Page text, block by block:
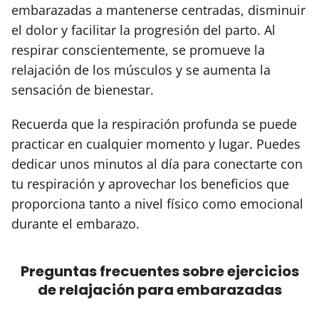
embarazadas a mantenerse centradas, disminuir
el dolor y facilitar la progresión del parto. Al
respirar conscientemente, se promueve la
relajación de los músculos y se aumenta la
sensación de bienestar.
Recuerda que la respiración profunda se puede
practicar en cualquier momento y lugar. Puedes
dedicar unos minutos al día para conectarte con
tu respiración y aprovechar los beneficios que
proporciona tanto a nivel físico como emocional
durante el embarazo.
Preguntas frecuentes sobre ejercicios
de relajación para embarazadas